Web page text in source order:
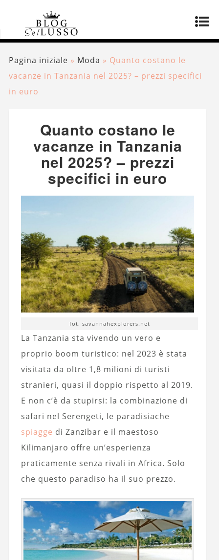
Pagina iniziale » Moda » Quanto costano le
vacanze in Tanzania nel 2025? – prezzi specifici
in euro
Quanto costano le
vacanze in Tanzania
nel 2025? – prezzi
specifici in euro
fot. savannahexplorers.net
La Tanzania sta vivendo un vero e
proprio boom turistico: nel 2023 è stata
visitata da oltre 1,8 milioni di turisti
stranieri, quasi il doppio rispetto al 2019.
E non c’è da stupirsi: la combinazione di
safari nel Serengeti, le paradisiache
spiagge di Zanzibar e il maestoso
Kilimanjaro offre un’esperienza
praticamente senza rivali in Africa. Solo
che questo paradiso ha il suo prezzo.